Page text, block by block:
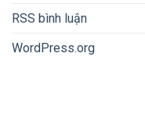
RSS bình luận
WordPress.org